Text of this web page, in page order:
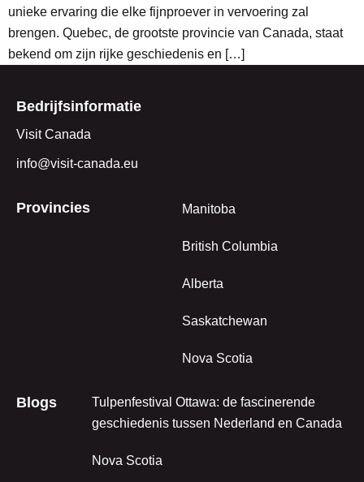
unieke ervaring die elke fijnproever in vervoering zal
brengen. Quebec, de grootste provincie van Canada, staat
bekend om zijn rijke geschiedenis en […]
Bedrijfsinformatie
Visit Canada
info@visit-canada.eu
Provincies Manitoba
British Columbia
Alberta
Saskatchewan
Nova Scotia
Blogs
Tulpenfestival Ottawa: de fascinerende
geschiedenis tussen Nederland en Canada
Nova Scotia